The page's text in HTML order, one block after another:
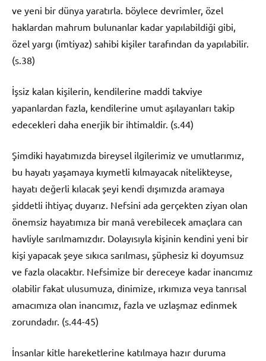
ve yeni bir dünya yaratırla. böylece devrimler, özel
haklardan mahrum bulunanlar kadar yapılabildiği gibi,
özel yargı (imtiyaz) sahibi kişiler tarafından da yapılabilir.
(s.38)
İşsiz kalan kişilerin, kendilerine maddi takviye
yapanlardan fazla, kendilerine umut aşılayanları takip
edecekleri daha enerjik bir ihtimaldir. (s.44)
Şimdiki hayatımızda bireysel ilgilerimiz ve umutlarımız,
bu hayatı yaşamaya kıymetli kılmayacak nitelikteyse,
hayatı değerli kılacak şeyi kendi dışımızda aramaya
şiddetli ihtiyaç duyarız. Nefsini ada gerçekten ziyan olan
önemsiz hayatımıza bir manâ verebilecek amaçlara can
havliyle sarılmamızdır. Dolayısıyla kişinin kendini yeni bir
kişi yapacak şeye sıkıca sarılması, şüphesiz ki doyumsuz
ve fazla olacaktır. Nefsimize bir dereceye kadar inancımız
olabilir fakat ulusumuza, dinimize, ırkımıza veya tanrısal
amacımıza olan inancımız, fazla ve uzlaşmaz edinmek
zorundadır. (s.44-45)
İnsanlar kitle hareketlerine katılmaya hazır duruma